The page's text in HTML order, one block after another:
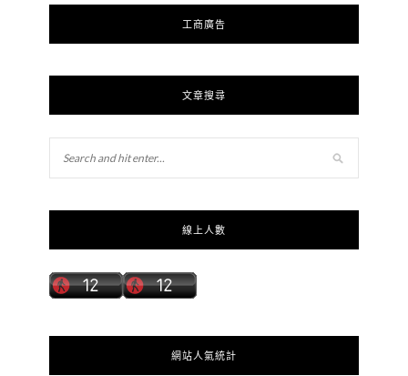
工商廣告
文章搜尋
線上人數
網站人氣統計